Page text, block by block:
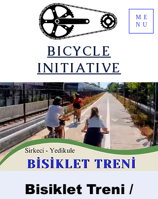
​BICYCLE
INITIATIVE
ME
NU
Bisiklet Treni /